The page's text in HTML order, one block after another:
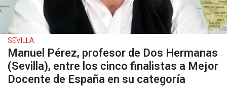
SEVILLA
Manuel Pérez, profesor de Dos Hermanas
(Sevilla), entre los cinco finalistas a Mejor
Docente de España en su categoría